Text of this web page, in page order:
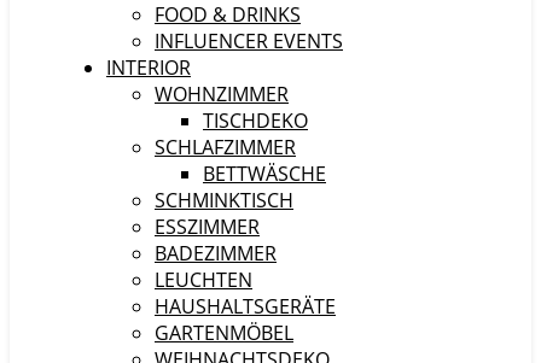
FOOD & DRINKS
INFLUENCER EVENTS
INTERIOR
WOHNZIMMER
TISCHDEKO
SCHLAFZIMMER
BETTWÄSCHE
SCHMINKTISCH
ESSZIMMER
BADEZIMMER
LEUCHTEN
HAUSHALTSGERÄTE
GARTENMÖBEL